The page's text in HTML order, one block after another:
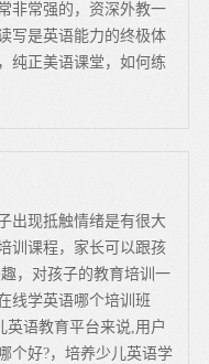
非常强的，资深外教一
写是英语能力的终极体
纯正美语课堂，如何练
出现抵触情绪是有很大
训课程，家长可以跟孩
，对孩子的教育培训一
线学英语哪个培训班
英语教育平台来说,用户
个好?，培养少儿英语学